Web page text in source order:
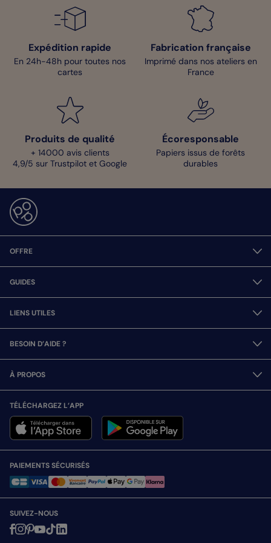
Expédition rapide
En 24h-48h pour toutes nos
cartes
Fabrication française
Imprimé dans nos ateliers en
France
Produits de qualité
+ 14000 avis clients
4,9/5 sur Trustpilot et Google
Écoresponsable
Papiers issus de forêts
durables
OFFRE
GUIDES
LIENS UTILES
BESOIN D’AIDE ?
À PROPOS
TÉLÉCHARGEZ L’APP
PAIEMENTS SÉCURISÉS
SUIVEZ-NOUS